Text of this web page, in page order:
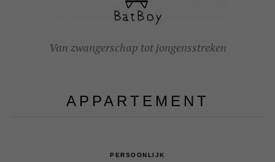
Van zwangerschap tot jongensstreken
APPARTEMENT
PERSOONLIJK